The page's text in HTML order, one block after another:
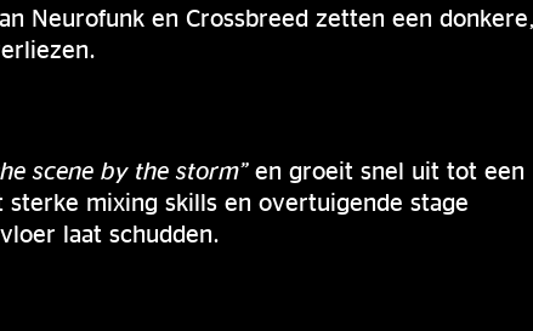
Neurofunk en Crossbreed zetten een donkere,
scene by the storm”en groeit snel uit tot een
mixing skills en overtuigende stage
laat schudden.